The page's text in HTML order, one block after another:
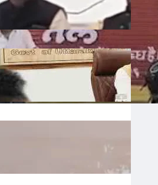
में भूजल संरक्षण पर जोर, मुख्य
सख्त निर्देश
Ronit Sharma